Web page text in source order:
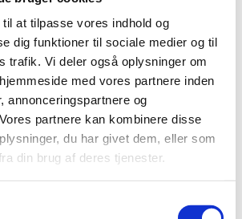
at tilpasse vores indhold og
dig funktioner til sociale medier og til
trafik. Vi deler også oplysninger om
med vores partnere inden
annonceringspartnere og
partnere kan kombinere disse
du har givet dem, eller som
din brug af deres tjenester.